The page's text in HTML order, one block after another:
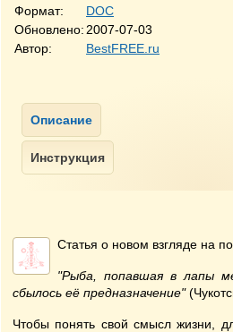
Формат:
DOC
Обновлено: 2007-07-03
Автор:
BestFREE.ru
Статья о новом взгляде на
"Рыба, попавшая в лапы
сбылось её предназначение"
Чтобы понять свой смысл жизни,